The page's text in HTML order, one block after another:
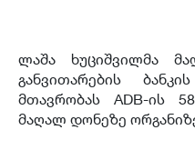
ლაშა ხუციშვილმა
განვითარების
მთავრობას ADB-ის
მაღალ დონეზე